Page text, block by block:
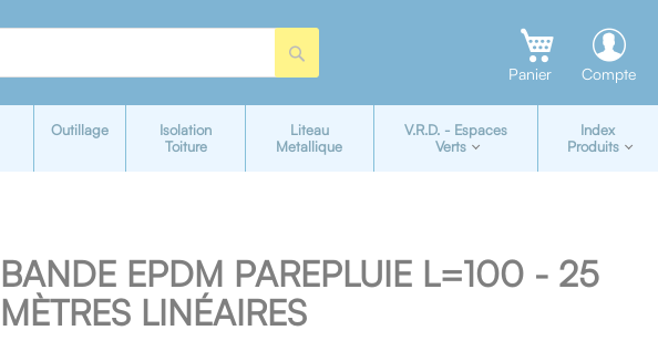
Compte
Panier
Outillage
Isolation
Toiture
Liteau
Metallique
V.R.D. - Espaces
Verts
Index
Produits
BANDE EPDM PAREPLUIE L=100 - 25
MÈTRES LINÉAIRES